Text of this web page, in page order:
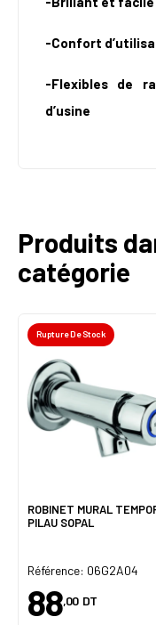
-Confort
-Flexibles de
d’usine
Produits
catégorie
Rupture De Stock
ROBINET MURAL
PILAU SOPAL
Référence: 06G2A04
88,00 DT